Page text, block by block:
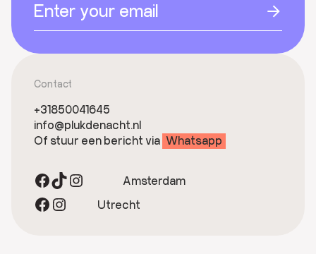
Contact
+31850041645
info@plukdenacht.nl
Of stuur een bericht via Whatsapp
Facebook TikTok Instagram Amsterdam
Facebook Instagram Utrecht